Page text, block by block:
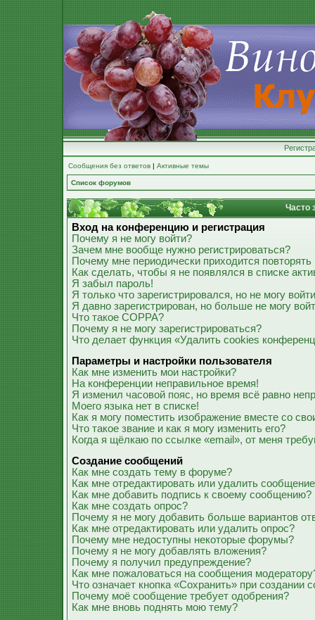
Сообщения без ответов | Активные темы
Список форумов
Часто
Вход на конференцию и регистрация
Почему я не могу войти?
Зачем мне вообще нужно регистрироваться?
Почему мне периодически приходится
Как сделать, чтобы я не появлялся в списке
Я забыл пароль!
Я только что зарегистрировался, но не могу
Я давно зарегистрирован, но больше не могу
Что такое COPPA?
Почему я не могу зарегистрироваться?
Что делает функция «Удалить cookies
Параметры и настройки пользователя
Как мне изменить мои настройки?
На конференции неправильное время!
Я изменил часовой пояс, но время всё равно
Моего языка нет в списке!
Как я могу поместить изображение вместе со
Что такое звание и как я могу изменить его?
Когда я щёлкаю по ссылке «email», от меня
Создание сообщений
Как мне создать тему в форуме?
Как мне отредактировать или удалить
Как мне добавить подпись к своему сообщению?
Как мне создать опрос?
Почему я не могу добавить больше вариантов
Как мне отредактировать или удалить опрос?
Почему мне недоступны некоторые форумы?
Почему я не могу добавлять вложения?
Почему я получил предупреждение?
Как мне пожаловаться на сообщения
Что означает кнопка «Сохранить» при создании
Почему моё сообщение требует одобрения?
Как мне вновь поднять мою тему?